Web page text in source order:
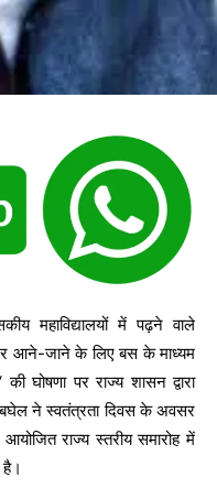
महाविद्यालयों में पढ़ने वाले
आने-जाने के लिए बस के माध्यम
घोषणा पर राज्य शासन द्वारा
ने स्वतंत्रता दिवस के अवसर
राज्य स्तरीय समारोह में
है।